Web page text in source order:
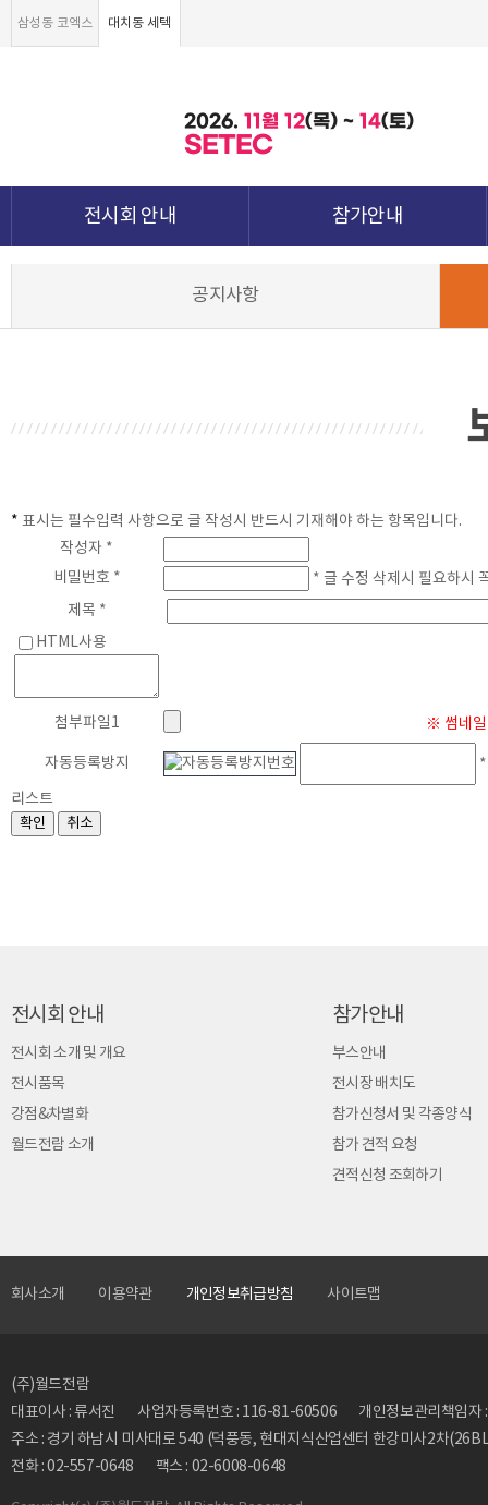
삼성동 코엑스 대치동 세텍
2026. 11월 12(목) ~ 14(토)
SETEC
전시회 안내 참가안내
공지사항
* 표시는 필수입력 사항으로 글 작성시 반드시 기재해야 하는 항목입니다.
작성자 *
비밀번호 *
* 글 수정 삭제시 필요하시
제목 *
HTML사용
첨부파일1 ※ 썸네
자동등록방지
리스트
전시회 안내
전시회 소개 및 개요
전시품목
강점&차별화
월드전람 소개
참가안내
부스안내
전시장 배치도
참가신청서 및 각종양식
참가 견적 요청
견적신청 조회하기
회사소개 이용약관 개인정보취급방침 사이트맵
(주)월드전람
대표이사 : 류서진
사업자등록번호 : 116-81-60506
개인정보관리책임
주소 : 경기 하남시 미사대로 540 (덕풍동, 현대지식산업센터 한강미사2차
전화 : 02-557-0648
팩스 : 02-6008-0648